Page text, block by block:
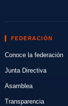
FEDERACIÓN
Conoce la federación
Junta Directiva
Asamblea
Transparencia